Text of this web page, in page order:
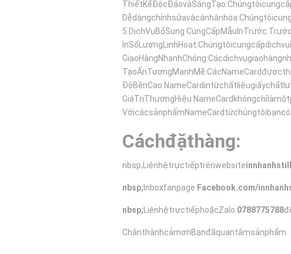
5. DịchVụBổSung
Cáchđặthàng:
nbsp;Liênhệtrựctiếptrênwebsite
nbsp; Inboxfanpage: Facebook.com/
nbsp; LiênhệtrựctiếphoặcZalo:0788775788
ChânthànhcảmơnBạnđãquantâmsảnphẩm